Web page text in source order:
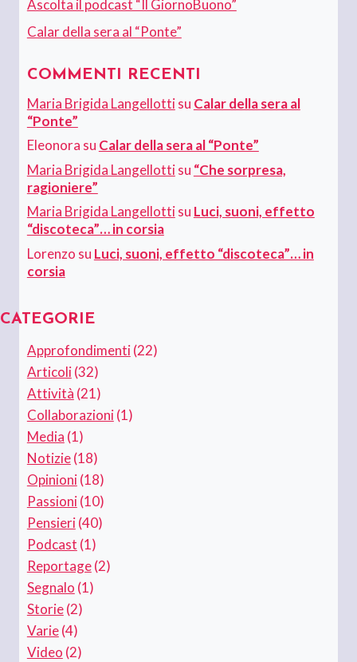
Ascolta il podcast “Il GiornoBuono”
Calar della sera al “Ponte”
COMMENTI RECENTI
Maria Brigida Langellottisu Calar della sera al
“Ponte”
Eleonora su Calar della sera al “Ponte”
Maria Brigida Langellottisu “Che sorpresa,
ragioniere”
Maria Brigida Langellottisu Luci, suoni, effetto
“discoteca”… in corsia
Lorenzo su Luci, suoni, effetto “discoteca”… in
corsia
CATEGORIE
Approfondimenti(22)
Articoli(32)
Attività (21)
Collaborazioni(1)
Media (1)
Notizie(18)
Opinioni(18)
Passioni(10)
Pensieri(40)
Podcast (1)
Reportage(2)
Segnalo (1)
Storie(2)
Varie(4)
Video (2)